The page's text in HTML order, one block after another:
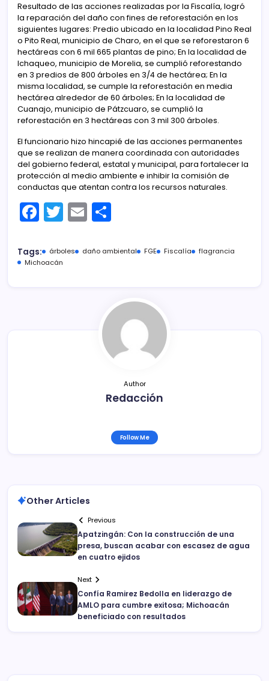
Resultado de las acciones realizadas por la Fiscalía, logró
la reparación del daño con fines de reforestación en los
siguientes lugares: Predio ubicado en la localidad Pino Real
o Pito Real, municipio de Charo, en el que se reforestaron 6
hectáreas con 6 mil 665 plantas de pino; En la localidad de
Ichaqueo, municipio de Morelia, se cumplió reforestando
en 3 predios de 800 árboles en 3/4 de hectárea; En la
misma localidad, se cumple la reforestación en media
hectárea alrededor de 60 árboles; En la localidad de
Cuanajo, municipio de Pátzcuaro, se cumplió la
reforestación en 3 hectáreas con 3 mil 300 árboles.
El funcionario hizo hincapié de las acciones permanentes
que se realizan de manera coordinada con autoridades
del gobierno federal, estatal y municipal, para fortalecer la
protección al medio ambiente e inhibir la comisión de
conductas que atentan contra los recursos naturales.
F
a
c
e
T
w
itt
E
m
ai m
tir
Tags: árboles daño ambiental FGE Fiscalía
flagrancia
Michoacán
Author
Redacción
Follow Me
Other Articles
Previous
Apatzingán: Con la construcción de una
presa, buscan acabar con escasez de agua
en cuatro ejidos
Next
Confía Ramirez Bedolla en liderazgo de
AMLO para cumbre exitosa; Michoacán
beneficiado con resultados